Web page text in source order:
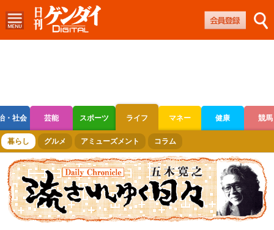
・社会 芸能 スポーツ ライフ マネー 健康 競馬
ボートレース 競輪 オートレース
暮らし グルメ アミューズメント コラム